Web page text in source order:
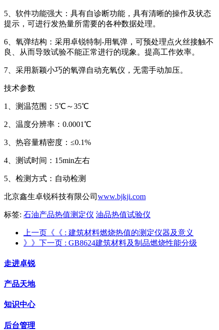
5、软件功能强大：具有自诊断功能，具有清晰的操作及状态
提示，可进行发热量所需要的各种数据处理。
6、氧弹结构：采用卓锐特制-用氧弹，可预处理点火丝接触不
良、从而导致试验不能正常进行的现象。提高工作效率。
7、采用新颖小巧的氧弹自动充氧仪，无需手动加压。
技术参数
1、测温范围：5℃～35℃
2、温度分辨率：0.0001℃
3、热容量精密度：≤0.1%
4、测试时间：15min左右
5、检测方式：自动检测
北京鑫生卓锐科技有限公司 www.bjkji.com
标签: 石油产品热值测定仪 油品热值试验仪
上一页《《 : 建筑材料燃烧热值的测定仪器及意义
》》下一页 : GB8624建筑材料及制品燃烧性能分级
走进卓锐
产品天地
知识中心
后台管理